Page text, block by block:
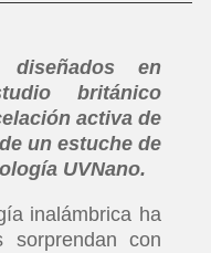
en
británico
activa de
un estuche de
UVNano.
inalámbrica ha
sorprendan con